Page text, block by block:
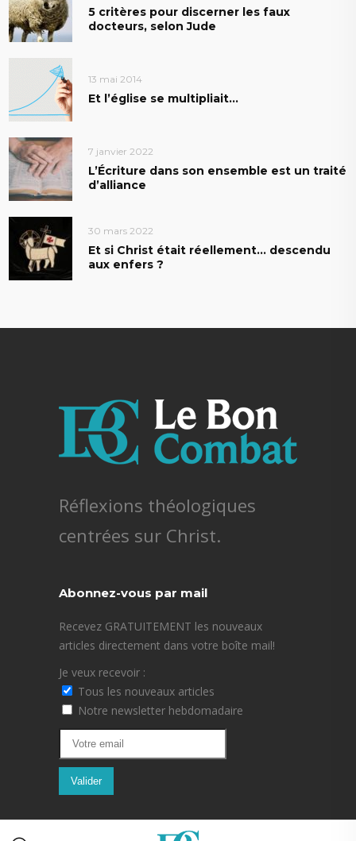
5 critères pour discerner les faux
docteurs, selon Jude
13 mai 2014
Et l’église se multipliait…
7 janvier 2022
L’Écriture dans son ensemble est un traité
d’alliance
30 mars 2022
Et si Christ était réellement… descendu
aux enfers ?
Réflexions théologiques
centrées sur Christ.
Abonnez-vous par mail
Recevez GRATUITEMENT les nouveaux
articles directement dans votre boîte mail!
Je veux recevoir :
Tous les nouveaux articles
Notre newsletter hebdomadaire